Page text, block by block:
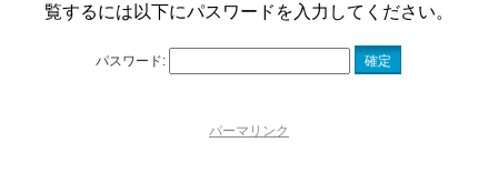
覧するには以下にパスワードを入力してください。
パスワード:
パーマリンク